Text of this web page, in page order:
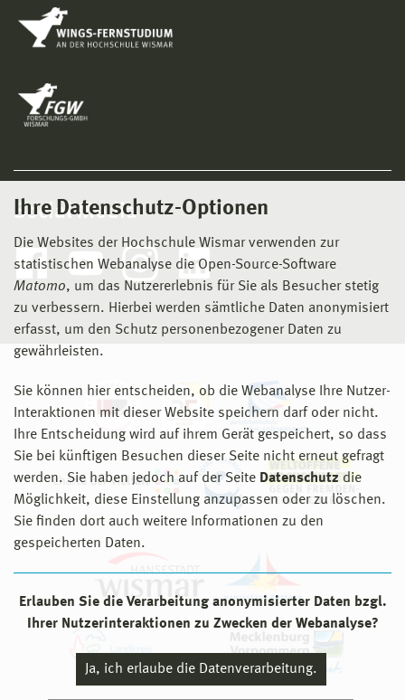
Ihre Datenschutz-Optionen
Die Websites der Hochschule Wismar verwenden zur
statistischen Webanalyse die Open-Source-Software
Matomo, um das Nutzererlebnis für Sie als Besucher stetig
zu verbessern. Hierbei werden sämtliche Daten anonymisiert
erfasst, um den Schutz personenbezogener Daten zu
gewährleisten.
Sie können hier entscheiden, ob die Webanalyse Ihre Nutzer-
Interaktionen mit dieser Website speichern darf oder nicht.
Ihre Entscheidung wird auf ihrem Gerät gespeichert, so dass
Sie bei künftigen Besuchen dieser Seite nicht erneut gefragt
werden. Sie haben jedoch auf der Seite Datenschutz die
Möglichkeit, diese Einstellung anzupassen oder zu löschen.
Sie finden dort auch weitere Informationen zu den
gespeicherten Daten.
Erlauben Sie die Verarbeitung anonymisierter Daten bzgl.
Ihrer Nutzerinteraktionen zu Zwecken der Webanalyse?
Ja, ich erlaube die Datenverarbeitung.
Social Media